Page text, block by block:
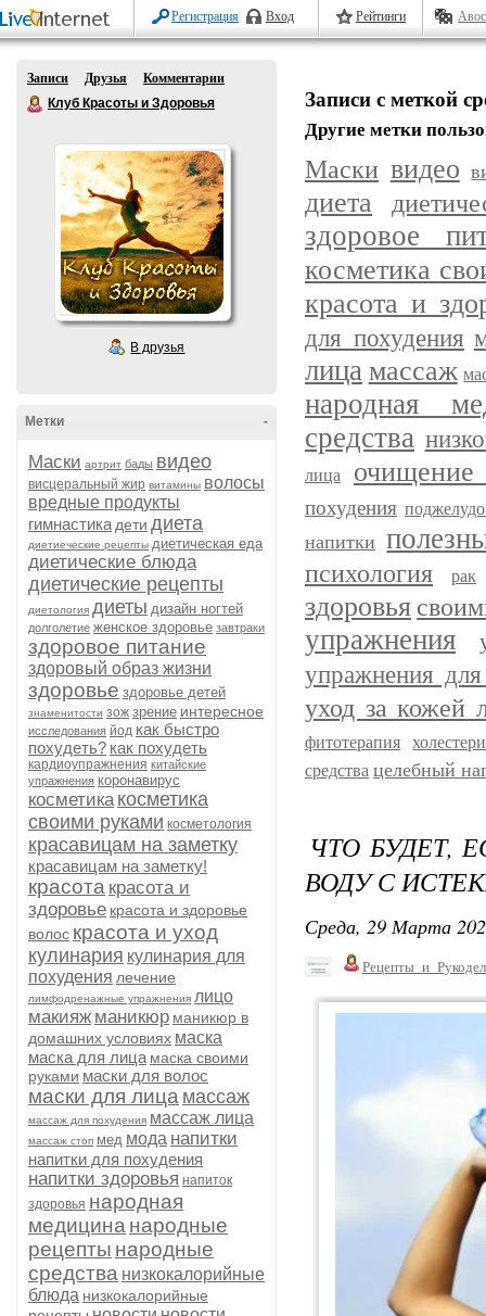
Регистрация Вход Рейтинги
Записи Друзья
Комментарии
Клуб Красоты и Здоровья
В друзья
-
Метки
Маски артрит бады видео
висцеральный жир витамины волосы
вредные продукты
гимнастика дети диета
диетиеческие рецепты диетическая еда
диетические блюда
диетические рецепты
диетология диеты дизайн ногтей
долголетие женское здоровье завтраки
здоровое питание
здоровый образ жизни
здоровье здоровье детей
знаменитости зож зрение интересное
исследования йод как быстро
похудеть? как похудеть
кардиоупражнения китайские
упражнения коронавирус
косметика косметика
своими руками косметология
красавицам на заметку
красавицам на заметку!
красота красота и
здоровье красота и здоровье
волос красота и уход
кулинария кулинария для
похудения лечение
лимфодренажные упражнения лицо
макияж маникюр маникюр в
домашних условиях маска
маска для лица маска своими
руками маски для волос
маски для лица массаж
массаж для похудения массаж лица
массаж стоп мед мода напитки
напитки для похудения
напитки здоровья напиток
здоровья народная
медицина народные
рецепты народные
средства низкокалорийные
блюда низкокалорийные
Записи с меткой
Другие метки
Маски видео
диета
здоровое
косметика
красота и
для похудения
лица массаж
народная
средства
лица очищение
похудения
напитки
психология рак
здоровья
упражнения
упражнения
уход за кожей
фитотерапия
средства целебный
ЧТО БУДЕТ,
ВОДУ С
Среда, 29 Марта